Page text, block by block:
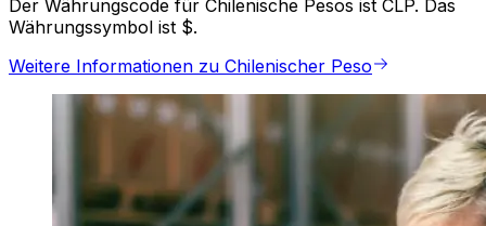
Der Währungscode für Chilenische Pesos ist CLP. Das
Währungssymbol ist $.
Weitere Informationen zu Chilenischer Peso